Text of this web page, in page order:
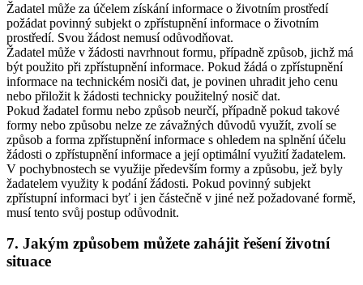
Žadatel může za účelem získání informace o životním prostředí
požádat povinný subjekt o zpřístupnění informace o životním
prostředí. Svou žádost nemusí odůvodňovat.
Žadatel může v žádosti navrhnout formu, případně způsob, jichž má
být použito při zpřístupnění informace. Pokud žádá o zpřístupnění
informace na technickém nosiči dat, je povinen uhradit jeho cenu
nebo přiložit k žádosti technicky použitelný nosič dat.
Pokud žadatel formu nebo způsob neurčí, případně pokud takové
formy nebo způsobu nelze ze závažných důvodů využít, zvolí se
způsob a forma zpřístupnění informace s ohledem na splnění účelu
žádosti o zpřístupnění informace a její optimální využití žadatelem.
V pochybnostech se využije především formy a způsobu, jež byly
žadatelem využity k podání žádosti. Pokud povinný subjekt
zpřístupní informaci byť i jen částečně v jiné než požadované formě,
musí tento svůj postup odůvodnit.
7. Jakým způsobem můžete zahájit řešení životní
situace